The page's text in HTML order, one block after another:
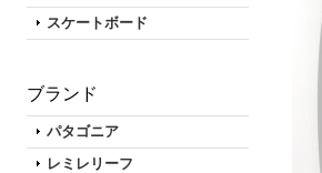
スケートボード
ブランド
パタゴニア
レミレリーフ